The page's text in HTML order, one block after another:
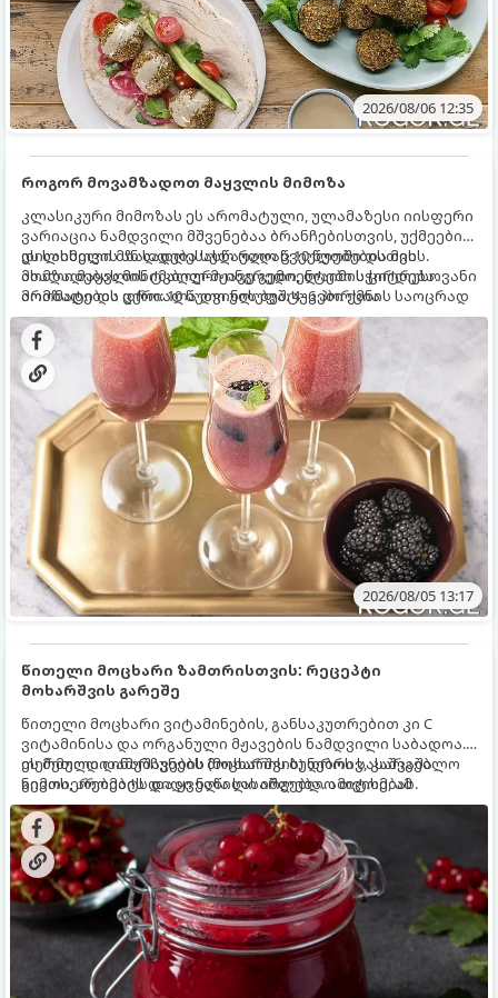
2026/08/06 12:35
როგორ მოვამზადოთ მაყვლის მიმოზა
კლასიკური მიმოზას ეს არომატული, ულამაზესი იისფერი
ვარიაცია ნამდვილი მშვენებაა ბრანჩებისთვის, უქმეების
დილისთვის ან სადღესასწაულო წვეულებებისთვის.
ახალი მაყვლის ტკბილ-მჟავე გემო, ლაიმის ციტრუსოვანი
არომატი და ცქრიალა ღვინის ბუშტუკები ქმნის საოცრად
დახვეწილ და მაგრილებელ კოქტეილს.
ეს სასმელი მზადდება სულ რაღაც 10 წუთში და მის
მომზადებას მინიმალური ინგრედიენტები სჭირდება.
მომზადების დრო: 10 წუთი ულუფა: 4–6 პორცია
2026/08/05 13:17
წითელი მოცხარი ზამთრისთვის: რეცეპტი
მოხარშვის გარეშე
წითელი მოცხარი ვიტამინების, განსაკუთრებით კი C
ვიტამინისა და ორგანული მჟავების ნამდვილი საბადოა.
თერმული დამუშავების (მოხარშვის) დროს სასარგებლო
ნივთიერებების დიდი ნაწილი იშლება. ამიტომ, ამ
კენკრის ზამთრისთვის შესანახად საუკეთესო გზა
„ცოცხალი ჯემის“ მომზადებაა - მოხარშვის გარეშე.
ეს მეთოდი ინარჩუნებს მოცხარის ბუნებრივ, კაშკაშა
გემოს, არომატს და ყველა სასარგებლო თვისებას.